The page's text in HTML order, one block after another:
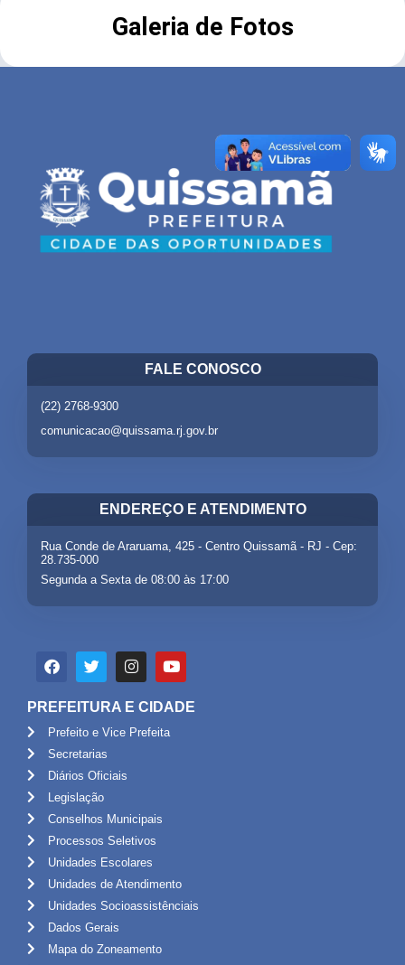
Galeria de Fotos
FALE CONOSCO
(22) 2768-9300
comunicacao@quissama.rj.gov.br
ENDEREÇO E ATENDIMENTO
Rua Conde de Araruama, 425 - Centro Quissamã - RJ - Cep:
28.735-000
Segunda a Sexta de 08:00 às 17:00
PREFEITURA E CIDADE
Prefeito e Vice Prefeita
Secretarias
Diários Oficiais
Legislação
Conselhos Municipais
Processos Seletivos
Unidades Escolares
Unidades de Atendimento
Unidades Socioassistênciais
Dados Gerais
Mapa do Zoneamento